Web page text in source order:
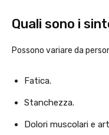
Quali sono i
Possono variare da
Fatica.
Stanchezza.
Dolori muscolari e